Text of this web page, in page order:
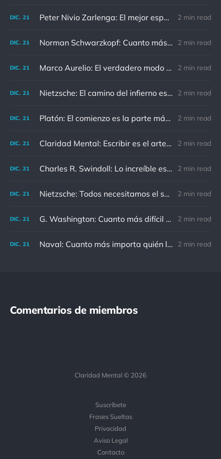
DIC. 21 Peter Nivio Zarlenga: El mejor espejo es un viejo amigo. 2 min read
DIC. 21 Norman Schwarzkopf: Cuanto más sudes por la paz, menos sangras por la guerra. 2 min read
DIC. 21 Marco Aurelio: El verdadero modo de vengarse de un enemigo es no parecérsele. 2 min read
DIC. 21 Nietzsche: El camino del infierno está asfaltado de buenas intenciones. 2 min read
DIC. 21 Platón: El comienzo es la parte más importante del trabajo 2 min read
DIC. 21 Claridad Mental: Escribir es el arte de calmar y despejar la mente. 2 min read
DIC. 21 Charles R. Swindoll: Lo increíble es que cada día podemos elegir la actitud que adoptaremos. 2 min read
DIC. 21 Nietzsche: Todos necesitamos el sentido de culpa, pero nadie necesita sentirse culpable. 2 min read
DIC. 21 G. Washington: Cuanto más difícil es el conflicto, mayor es el triunfo. 2 min read
DIC. 21 Naval: Cuanto más importa quién lo ha dicho, menos importa en realidad 2 min read
Comentarios de miembros
Claridad Mental © 2026
Suscríbete
Frases Sueltas
Privacidad
Aviso Legal
Contacto